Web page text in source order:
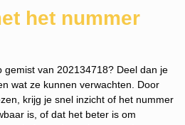
het nummer
gemist van 202134718? Deel dan je
wat ze kunnen verwachten. Door
krijg je snel inzicht of het nummer
is, of dat het beter is om